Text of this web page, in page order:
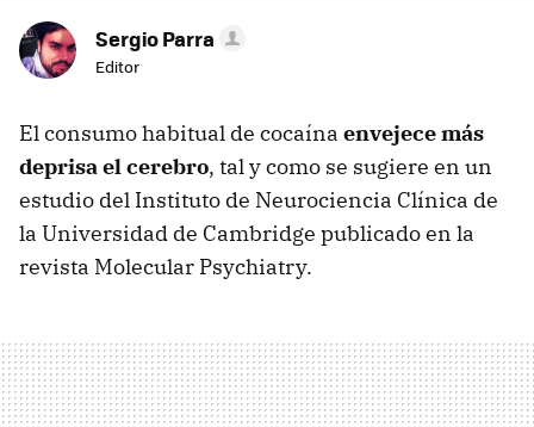
Sergio Parra
Editor
El consumo habitual de cocaína envejece más
deprisa el cerebro, tal y como se sugiere en un
estudio del Instituto de Neurociencia Clínica de
la Universidad de Cambridge publicado en la
revista Molecular Psychiatry.